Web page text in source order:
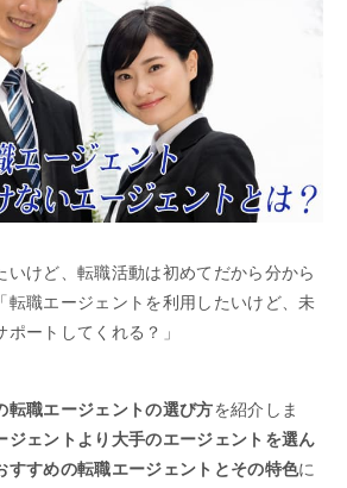
いけど、転職活動は初めてだから分から
転職エージェントを利用したいけど、未
ートしてくれる？」
転職エージェントの選び方を紹介しま
ジェントより大手のエージェントを選ん
すすめの転職エージェントとその特色に